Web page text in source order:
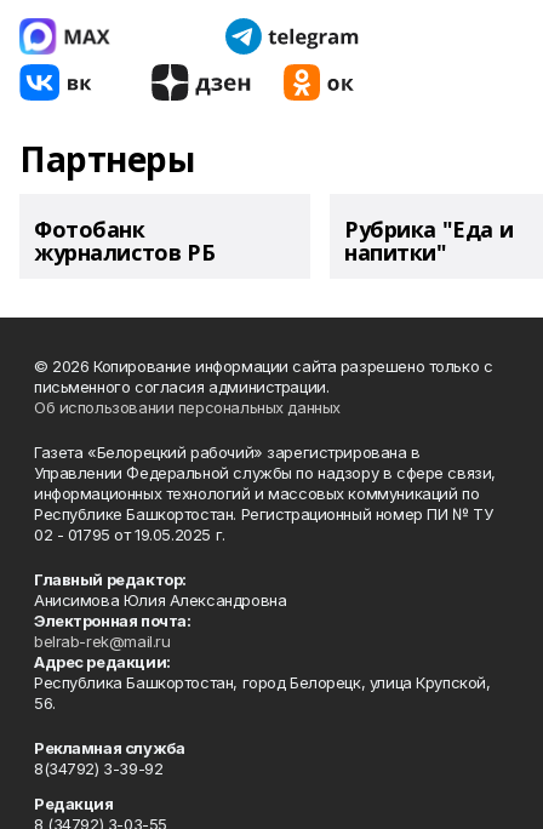
Партнеры
Фотобанк
журналистов РБ
Рубрика "Еда и
напитки"
© 2026 Копирование информации сайта разрешено только с
письменного согласия администрации.
Об использовании персональных данных
Газета «Белорецкий рабочий» зарегистрирована в
Управлении Федеральной службы по надзору в сфере связи,
информационных технологий и массовых коммуникаций по
Республике Башкортостан. Регистрационный номер ПИ № ТУ
02 - 01795 от 19.05.2025 г.
Главный редактор:
Анисимова Юлия Александровна
Электронная почта:
belrab-rek@mail.ru
Адрес редакции:
Республика Башкортостан, город Белорецк, улица Крупской,
56.
Рекламная служба
8(34792) 3-39-92
Редакция
8 (34792) 3-03-55